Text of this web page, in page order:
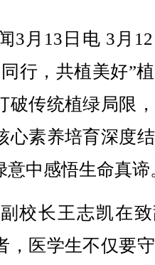
月13日电 3月12
行，共植美好”
破传统植绿局限
心素养培育深度
意中感悟生命真谛
长王志凯在致
，医学生不仅要